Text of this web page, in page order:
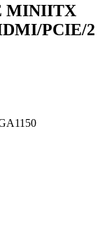
MINIITX
PCIE/2